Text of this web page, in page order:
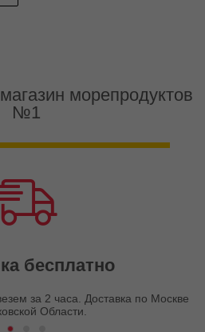
морепродуктов
№1
бесплатно
за 2 часа. Доставка по Москве
Области.